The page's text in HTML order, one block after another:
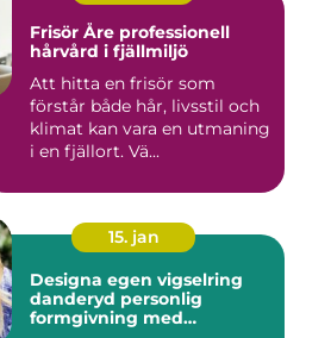
Frisör Åre professionell
hårvård i fjällmiljö
Att hitta en frisör som
förstår både hår, livsstil och
klimat kan vara en utmaning
i en fjällort. Vä...
15. jan
Designa egen vigselring
danderyd personlig
formgivning med